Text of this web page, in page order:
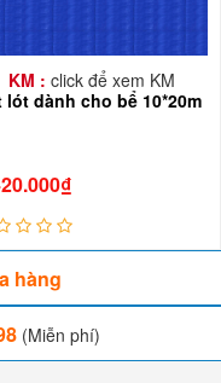
KM : click để xem KM
lót dành cho bể 10*20m
hàng
(Miễn phí)